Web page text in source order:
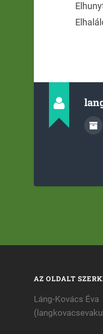
AZ OLDALT
Láng-Kovács Éva